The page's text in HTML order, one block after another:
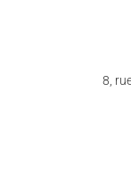
8,